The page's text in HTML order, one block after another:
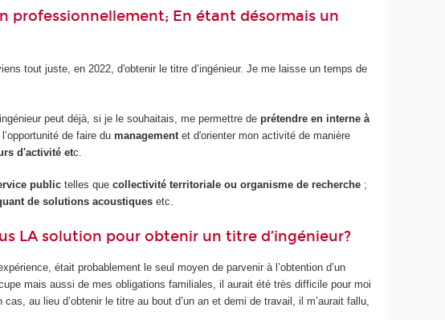
professionnellement; En étant désormais un
tout juste, en 2022, d'obtenir le titre d’ingénieur. Je me laisse un temps de
peut déjà, si je le souhaitais, me permettre deprétendre en interne à
de faire dumanagementet d'orienter mon activité de manière
d'activité etc.
publictelles quecollectivité territoriale ou organisme de recherche ;
de solutions acoustiques etc.
LA solution pour obtenir un titre d’ingénieur?
était probablement le seul moyen de parvenir à l’obtention d’un
mais aussi de mes obligations familiales, il aurait été très difficile pour moi
au lieu d’obtenir le titre au bout d’un an et demi de travail, il m’aurait fallu,